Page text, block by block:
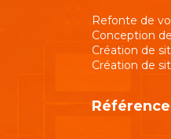
Refonte de
Conception
Création de
Création de